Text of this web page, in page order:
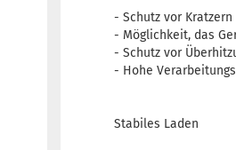
- Schutz vor
- Möglichkeit, das
- Schutz vor
- Hohe
Stabiles Laden